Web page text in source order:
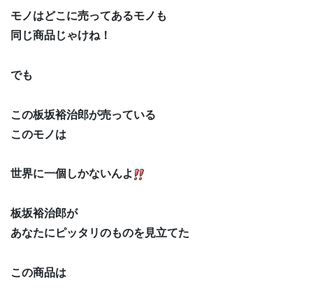
モノはどこに売ってあるモノも
同じ商品じゃけね！
でも
この板坂裕治郎が売っている
このモノは
世界に一個しかないんよ
板坂裕治郎が
あなたにピッタリのものを見立てた
この商品は